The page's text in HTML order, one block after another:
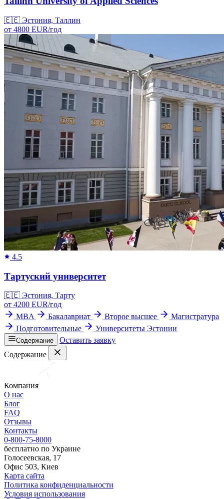
🇪🇪 Эстония, Таллин
от 4800 EUR/год
4.5
Тартуский университет
🇪🇪 Эстония, Тарту
от 4200 EUR/год
MBA
Бакалавриат Второе высшее
Магистратура
Подготовительные
Университеты Эстонии
Содержание
Оставить заявку
Содержание
Компания
О нас
Блог
FAQ
Отзывы
Контакты
0-800-75-8000
бесплатно по Украине
Голосеевская, 17
Офис 503, Киев
Карта сайта
Политика конфиденциальности
Условия использования